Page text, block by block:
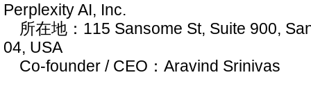
Perplexity AI, Inc.
所在地：115 Sansome St, Suite 900,
04, USA
Co-founder / CEO：Aravind Srinivas